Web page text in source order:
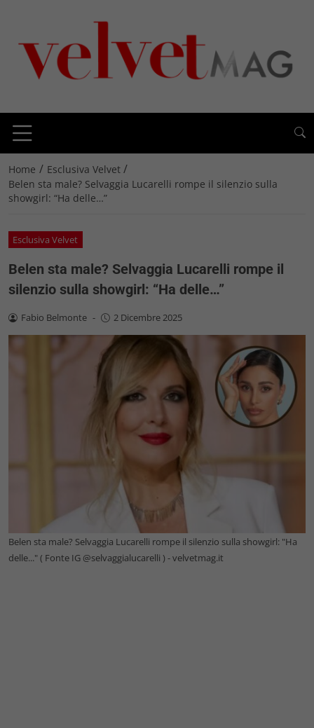
Home / Esclusiva Velvet /
Belen sta male? Selvaggia Lucarelli rompe il silenzio sulla
showgirl: “Ha delle…”
Esclusiva Velvet
Belen sta male? Selvaggia Lucarelli rompe il
silenzio sulla showgirl: “Ha delle…”
Fabio Belmonte - 2 Dicembre 2025
Belen sta male? Selvaggia Lucarelli rompe il silenzio sulla showgirl: "Ha
delle..." ( Fonte IG @selvaggialucarelli ) - velvetmag.it